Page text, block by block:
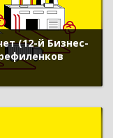
(12-й Бизнес-